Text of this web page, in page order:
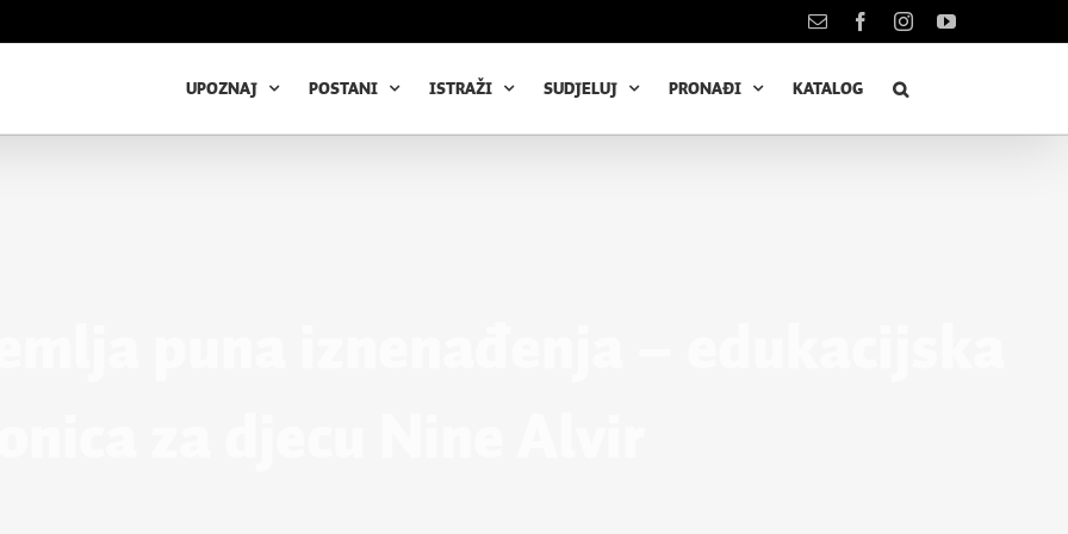
KontaktFacebookInstagramYouTube
UPOZNAJ POSTANI ISTRAŽI SUDJELUJ PRONAĐI KATALOG